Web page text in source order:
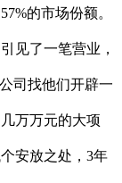
的市场份额。
见了一笔营业，
司找他们开辟一
万万元的大项
安放之处，3年